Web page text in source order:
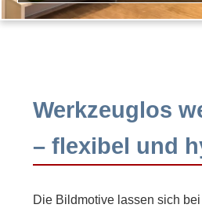
Werkzeuglos
– flexibel und
Die Bildmotive lassen sich